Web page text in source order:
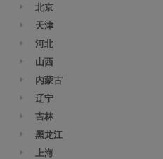
北京
天津
河北
山西
内蒙古
辽宁
吉林
黑龙江
上海